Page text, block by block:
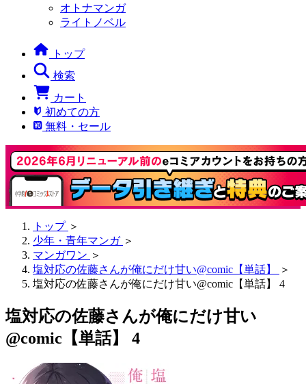
オトナマンガ
ライトノベル
トップ
検索
カート
初めての方
無料・セール
トップ ＞
少年・青年マンガ ＞
マンガワン ＞
塩対応の佐藤さんが俺にだけ甘い@comic【単話】
＞
塩対応の佐藤さんが俺にだけ甘い@comic【単話】 4
塩対応の佐藤さんが俺にだけ甘い
@comic【単話】 4